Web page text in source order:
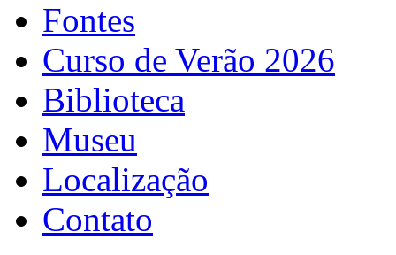
Fontes
Curso de Verão 2026
Biblioteca
Museu
Localização
Contato